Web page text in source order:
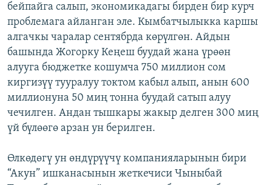
бейпайга салып, экономикадагы бирден бир курч
проблемага айланган эле. Кымбатчылыкка каршы
алгачкы чаралар сентябрда көрүлгөн. Айдын
башында Жогорку Кеңеш буудай жана үрөөн
алууга бюджетке кошумча 750 миллион сом
киргизүү тууралуу токтом кабыл алып, анын 600
миллионуна 50 миң тонна буудай сатып алуу
чечилген. Андан тышкары жакыр делген 300 миң
үй бүлөөгө арзан ун берилген.
Өлкөдөгү ун өндүрүүчү компанияларынын бири
“Акун” ишканасынын жеткечиси Чыныбай